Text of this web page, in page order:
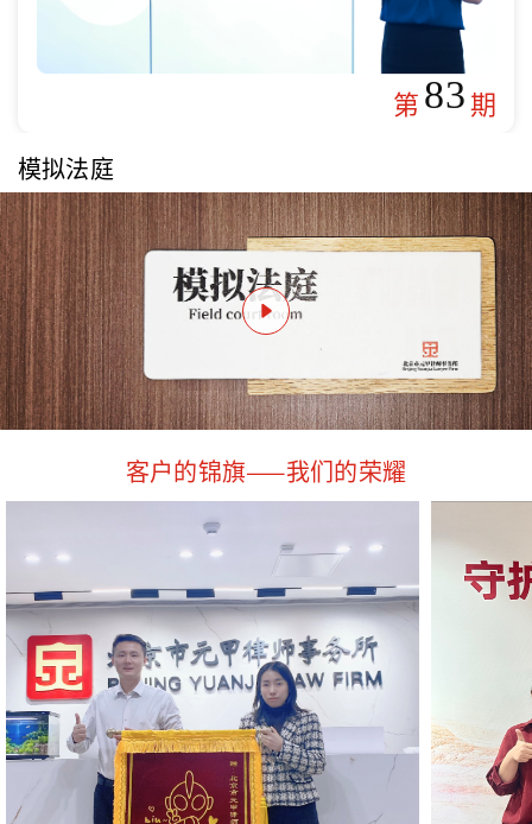
第83期
模拟法庭
客户的锦旗——我们的荣耀